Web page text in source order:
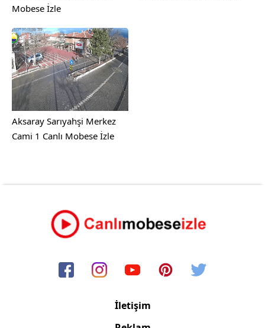
Mobese İzle
Aksaray Sarıyahşi Merkez
Cami 1 Canlı Mobese İzle
İletişim